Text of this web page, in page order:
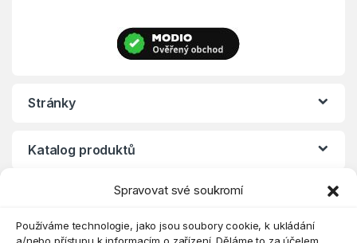
Spravovat své soukromí
Používáme technologie, jako jsou soubory cookie, k ukládání
Stránky
Katalog produktů